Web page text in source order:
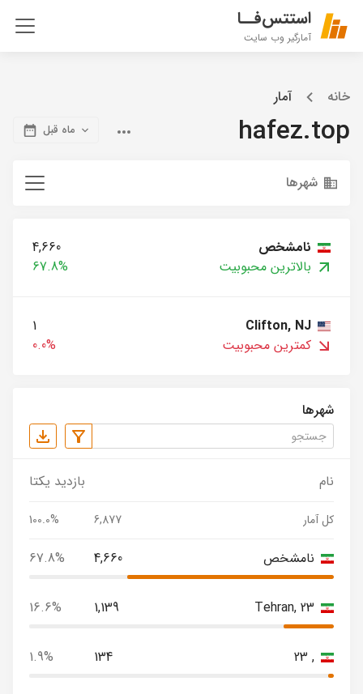
استتس‌فــا
آمارگیر وب سایت
خانه آمار
hafez.top ماه قبل
شهرها
نامشخص
4,660
بالاترین محبوبیت
67.8%
Clifton, NJ
1
کمترین محبوبیت
0.0%
شهرها
نام بازدید یکتا
کل آمار 6,877
100.0%
نامشخص 4,660
67.8%
Tehran, 23
1,139
16.6%
, 23
134
1.9%